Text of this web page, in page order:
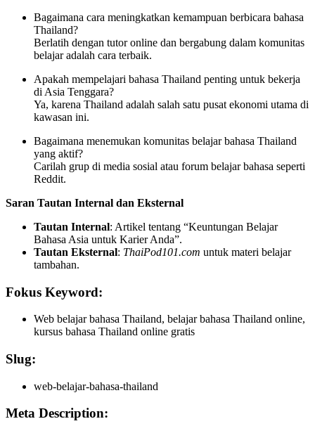
Bagaimana cara meningkatkan kemampuan berbicara bahasa
Thailand?
Berlatih dengan tutor online dan bergabung dalam komunitas
belajar adalah cara terbaik.
Apakah mempelajari bahasa Thailand penting untuk bekerja
di Asia Tenggara?
Ya, karena Thailand adalah salah satu pusat ekonomi utama di
kawasan ini.
Bagaimana menemukan komunitas belajar bahasa Thailand
yang aktif?
Carilah grup di media sosial atau forum belajar bahasa seperti
Reddit.
Saran Tautan Internal dan Eksternal
Tautan Internal: Artikel tentang “Keuntungan Belajar
Bahasa Asia untuk Karier Anda”.
Tautan Eksternal: ThaiPod101.com untuk materi belajar
tambahan.
Fokus Keyword:
Web belajar bahasa Thailand, belajar bahasa Thailand online,
kursus bahasa Thailand online gratis
Slug:
web-belajar-bahasa-thailand
Meta Description: